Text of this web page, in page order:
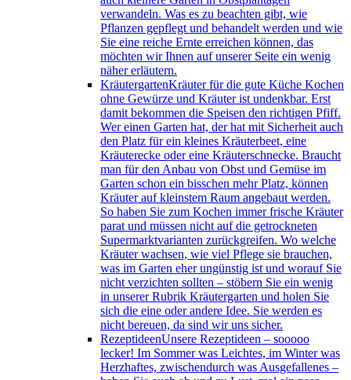
verwandeln. Was es zu beachten gibt, wie
Pflanzen gepflegt und behandelt werden und wie
Sie eine reiche Ernte erreichen können, das
möchten wir Ihnen auf unserer Seite ein wenig
näher erläutern.
KräutergartenKräuter für die gute Küche Kochen
ohne Gewürze und Kräuter ist undenkbar. Erst
damit bekommen die Speisen den richtigen Pfiff.
Wer einen Garten hat, der hat mit Sicherheit auch
den Platz für ein kleines Kräuterbeet, eine
Kräuterecke oder eine Kräuterschnecke. Braucht
man für den Anbau von Obst und Gemüse im
Garten schon ein bisschen mehr Platz, können
Kräuter auf kleinstem Raum angebaut werden.
So haben Sie zum Kochen immer frische Kräuter
parat und müssen nicht auf die getrockneten
Supermarktvarianten zurückgreifen. Wo welche
Kräuter wachsen, wie viel Pflege sie brauchen,
was im Garten eher ungünstig ist und worauf Sie
nicht verzichten sollten – stöbern Sie ein wenig
in unserer Rubrik Kräutergarten und holen Sie
sich die eine oder andere Idee. Sie werden es
nicht bereuen, da sind wir uns sicher.
RezeptideenUnsere Rezeptideen – sooooo
lecker! Im Sommer was Leichtes, im Winter was
Herzhaftes, zwischendurch was Ausgefallenes –